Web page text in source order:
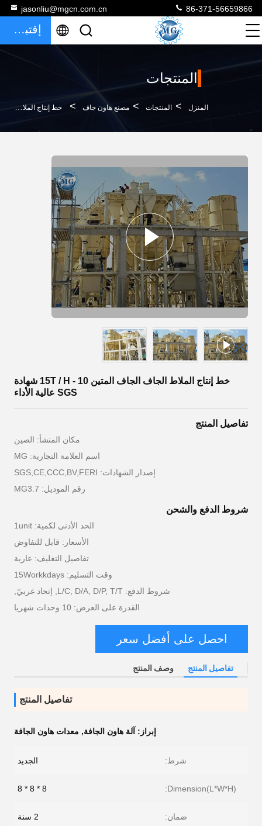
jasonliu@mgcn.com.cn 86-371-56659866
إقتباس
المنتجات
المنزل > المنتجات > مصنع هاون جاف > خط إنتاج الملاط الجاف الجاف المتين 10 - 15T / H شهادة SGS عالية الأداء
خط إنتاج الملاط الجاف الجاف المتين 10 - 15T / H شهادة
SGS عالية الأداء
تفاصيل المنتج
مكان المنشأ: الصين
اسم العلامة التجارية: MG
إصدار الشهادات: SGS,CE,CCC,BV,FERI
رقم الموديل: MG3.7
شروط الدفع والشحن
الحد الأدنى لكمية: 1unit
الأسعار: قابل للتفاوض
تفاصيل التغليف: عارية
وقت التسليم: 15Workkdays
شروط الدفع: L/C, D/A, D/P, T/T, إتحاد غربيّ,
القدرة على العرض: 10 وحدات شهريا
احصل على أفضل سعر
تفاصيل المنتج وصف المنتج
تفاصيل المنتج
إبراز: آلة هاون الجافة, معدات هاون الجافة
شرط: الجديد
Dimension(L*W*H):
8 * 8 * 8
ضمان: 2 سنة